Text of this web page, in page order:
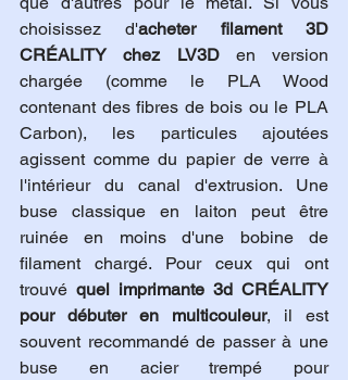
choisissez d'acheter filament 3D
CRÉALITY chez LV3D en version
chargée (comme le PLA Wood
contenant des fibres de bois ou le PLA
Carbon), les particules ajoutées
agissent comme du papier de verre à
l'intérieur du canal d'extrusion. Une
buse classique en laiton peut être
ruinée en moins d'une bobine de
filament chargé. Pour ceux qui ont
trouvé quel imprimante 3d CRÉALITY
pour débuter en multicouleur, il est
souvent recommandé de passer à une
buse en acier trempé pour